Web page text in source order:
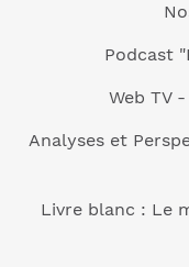
Podcast
Web TV
Analyses et
Livre blanc : Le